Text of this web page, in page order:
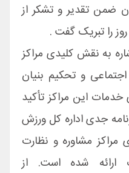
ضمن تقدیر و تشکر از
را تبریک گفت .
به نقش کلیدی مراکز
و تحکیم بنیان
این مراکز تأکید
جدی اداره کل ورزش
مراکز مشاوره و نظارت
ارائه شده است. از